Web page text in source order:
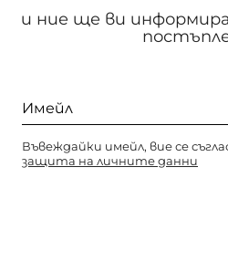
и ние ще ви
Въвеждайки имейл, вие се
защита на личните данни